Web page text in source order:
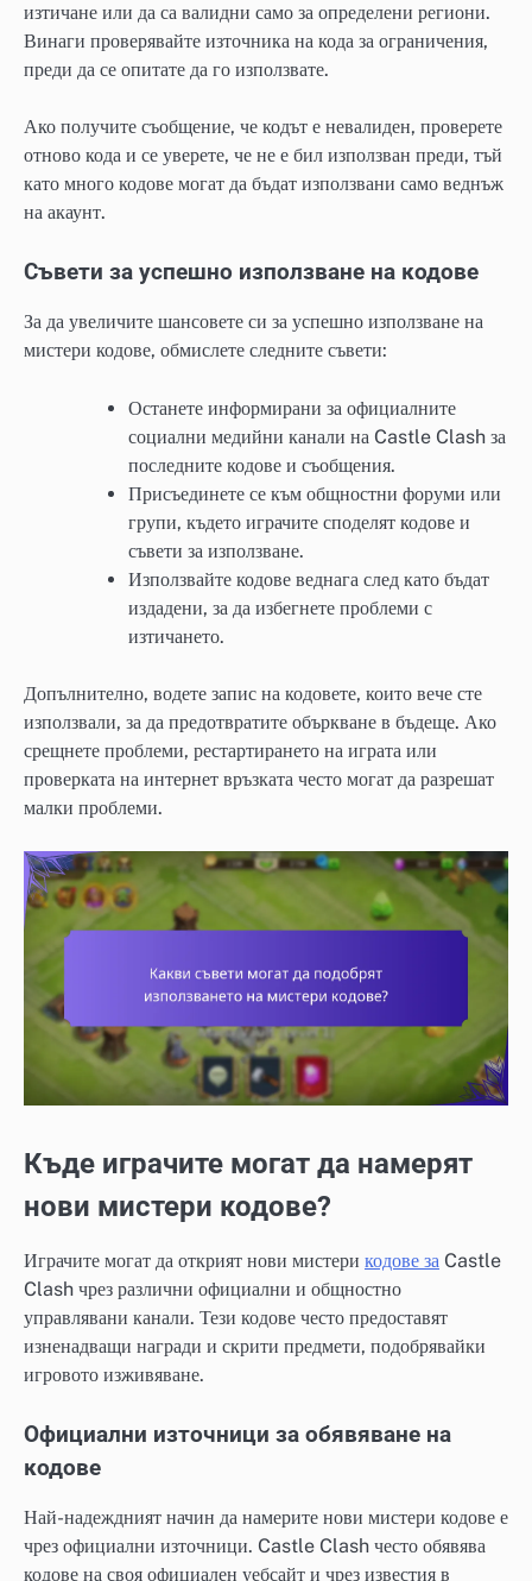
изтичане или да са валидни само за определени региони.
Винаги проверявайте източника на кода за ограничения,
преди да се опитате да го използвате.
Ако получите съобщение, че кодът е невалиден, проверете
отново кода и се уверете, че не е бил използван преди, тъй
като много кодове могат да бъдат използвани само веднъж
на акаунт.
Съвети за успешно използване на кодове
За да увеличите шансовете си за успешно използване на
мистери кодове, обмислете следните съвети:
Останете информирани за официалните
социални медийни канали на Castle Clash за
последните кодове и съобщения.
Присъединете се към общностни форуми или
групи, където играчите споделят кодове и
съвети за използване.
Използвайте кодове веднага след като бъдат
издадени, за да избегнете проблеми с
изтичането.
Допълнително, водете запис на кодовете, които вече сте
използвали, за да предотвратите объркване в бъдеще. Ако
срещнете проблеми, рестартирането на играта или
проверката на интернет връзката често могат да разрешат
малки проблеми.
Къде играчите могат да намерят
нови мистери кодове?
Играчите могат да открият нови мистери кодове за Castle
Clash чрез различни официални и общностно
управлявани канали. Тези кодове често предоставят
изненадващи награди и скрити предмети, подобрявайки
игровото изживяване.
Официални източници за обявяване на
кодове
Най-надеждният начин да намерите нови мистери кодове е
чрез официални източници. Castle Clash често обявява
кодове на своя официален уебсайт и чрез известия в